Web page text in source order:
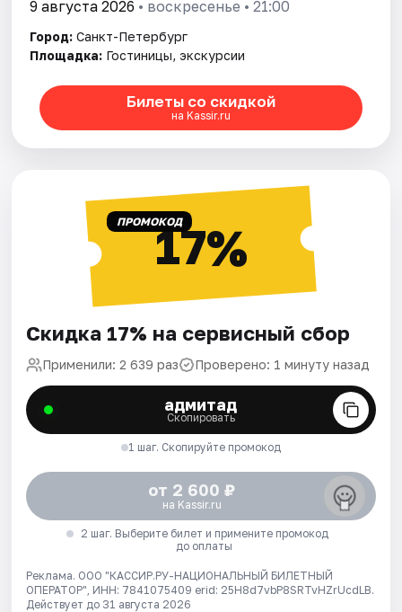
9 августа 2026 • воскресенье • 21:00
Город: Санкт-Петербург
Площадка: Гостиницы, экскурсии
Билеты со скидкой
на Kassir.ru
ПРОМОКОД17%
Скидка 17% на сервисный сбор
Применили: 2 639 раз Проверено: 1 минуту назад
адмитад
Скопировать
1 шаг. Скопируйте промокод
от 2 600 ₽
на Kassir.ru
2 шаг. Выберите билет и примените промокод
до оплаты
Реклама. ООО "КАССИР.РУ-НАЦИОНАЛЬНЫЙ БИЛЕТНЫЙ
ОПЕРАТОР", ИНН: 7841075409 erid: 25H8d7vbP8SRTvHZrUcdLB.
Действует до 31 августа 2026